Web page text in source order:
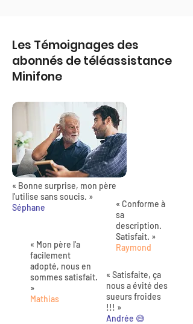
Les Témoignages des
abonnés de téléassistance
Minifone
« Bonne surprise, mon père
l'utilise sans soucis. »
Séphane
« Mon père l'a
facilement
adopté, nous en
sommes satisfait.
»
Mathias
« Conforme à
sa
description.
Satisfait. »
Raymond
« Satisfaite, ça
nous a évité des
sueurs froides
!!! »
Andrée 😅